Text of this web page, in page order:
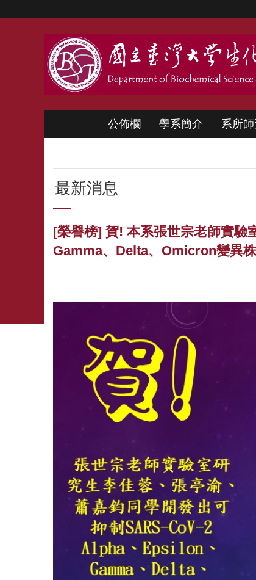
公佈欄 學系簡介 系所師
最新消息
[榮譽榜] 賀! 本系張世宗老師實驗
Gamma、Delta、Omicron變異